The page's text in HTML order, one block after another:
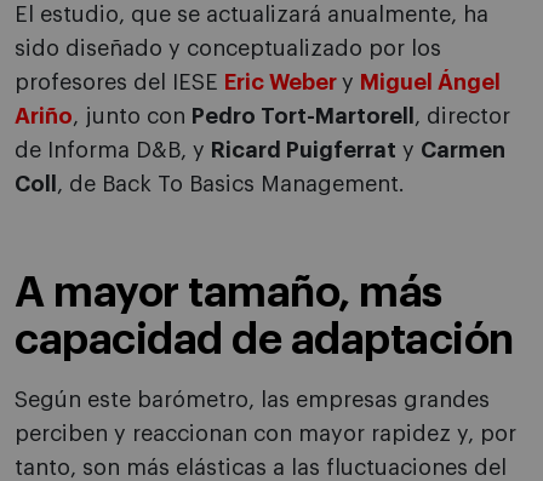
El estudio, que se actualizará anualmente, ha
sido diseñado y conceptualizado por los
profesores del IESE Eric Weber y Miguel Ángel
Ariño, junto con Pedro Tort-Martorell
, director
de Informa D&B, y Ricard Puigferrat y Carmen
Coll
, de Back To Basics Management.
A mayor tamaño, más
capacidad de adaptación
Según este barómetro, las empresas grandes
perciben y reaccionan con mayor rapidez y, por
tanto, son más elásticas a las fluctuaciones del